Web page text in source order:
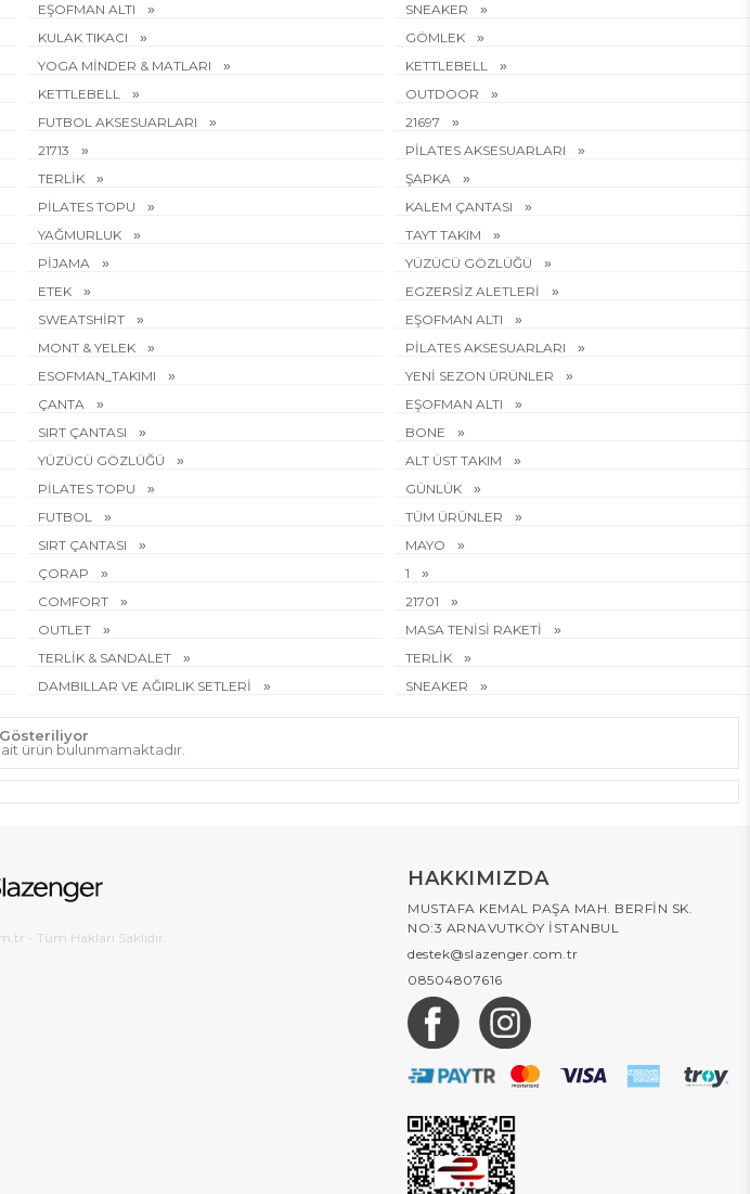
EŞOFMAN ALTI
SNEAKER
KULAK TIKACI
GÖMLEK
YOGA MİNDER & MATLARI
KETTLEBELL
KETTLEBELL
OUTDOOR
FUTBOL AKSESUARLARI
21697
21713
PİLATES AKSESUARLARI
TERLİK
ŞAPKA
PİLATES TOPU
KALEM ÇANTASI
YAĞMURLUK
TAYT TAKIM
PİJAMA
YÜZÜCÜ GÖZLÜĞÜ
ETEK
EGZERSİZ ALETLERİ
SWEATSHİRT
EŞOFMAN ALTI
MONT & YELEK
PİLATES AKSESUARLARI
ESOFMAN_TAKIMI
YENİ SEZON ÜRÜNLER
ÇANTA
EŞOFMAN ALTI
SIRT ÇANTASI
BONE
YÜZÜCÜ GÖZLÜĞÜ
ALT ÜST TAKIM
PİLATES TOPU
GÜNLÜK
FUTBOL
TÜM ÜRÜNLER
SIRT ÇANTASI
MAYO
ÇORAP
1
COMFORT
21701
OUTLET
MASA TENİSİ RAKETİ
TERLİK & SANDALET
TERLİK
DAMBILLAR VE AĞIRLIK SETLERİ SNEAKER
ürün bulunmamaktadır.
- Tüm Hakları Saklıdır.
HAKKIMIZDA
MUSTAFA KEMAL PAŞA MAH. BERFİN SK.
NO:3 ARNAVUTKÖY İSTANBUL
destek@slazenger.com.tr
08504807616